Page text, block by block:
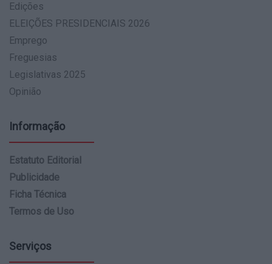
Edições
ELEIÇÕES PRESIDENCIAIS 2026
Emprego
Freguesias
Legislativas 2025
Opinião
Informação
Estatuto Editorial
Publicidade
Ficha Técnica
Termos de Uso
Serviços